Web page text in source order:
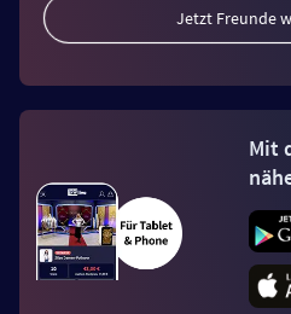
Jetzt Freunde
Mit